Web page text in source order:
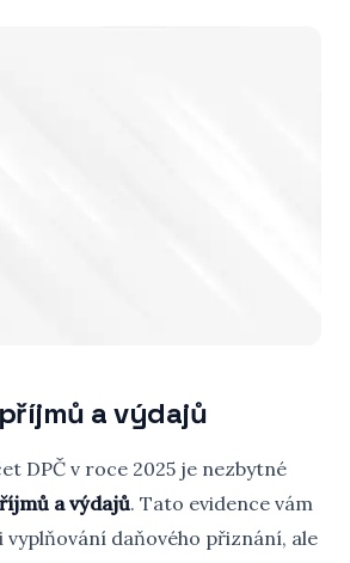
a výdajů
DPČ v roce 2025 je nezbytné
a výdajů. Tato evidence vám
vyplňování daňového přiznání, ale